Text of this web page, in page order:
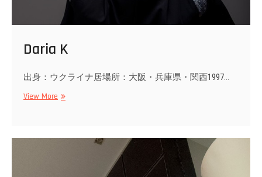
Daria K
出身：ウクライナ居場所：大阪・兵庫県・関西1997…
View More Daria